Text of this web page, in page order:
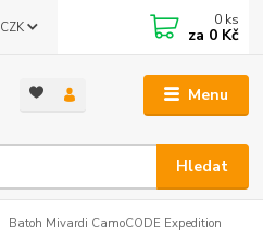
Menu
CZK
Hledat
0 ks
za 0 Kč
Batoh Mivardi CamoCODE Expedition